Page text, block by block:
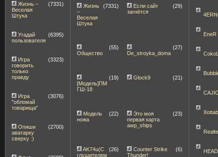
Жизнь –
Веселая
Штука
(7331)
Угадай
пользователя
(6395)
Игра
говорить
только
правду
(3323)
Игра
"обломай
товарища"
(3076)
Опиши
аватарку
сверху :)
(2700)
Жизнь
–
Веселая
Штука
(7331)
Если сайт
загнётся
(29)
Общество
(55)
De_stroyka_doma
(27)
[Модель]ПМ
ГШ-18
(19) Glock9 (21)
Модель
ножа
(22)
Это моя
первая карта
awp_ships
(23)
AK74u(С
глушителем
(26)
Counter Strike
Thunder!
(6)
EneR